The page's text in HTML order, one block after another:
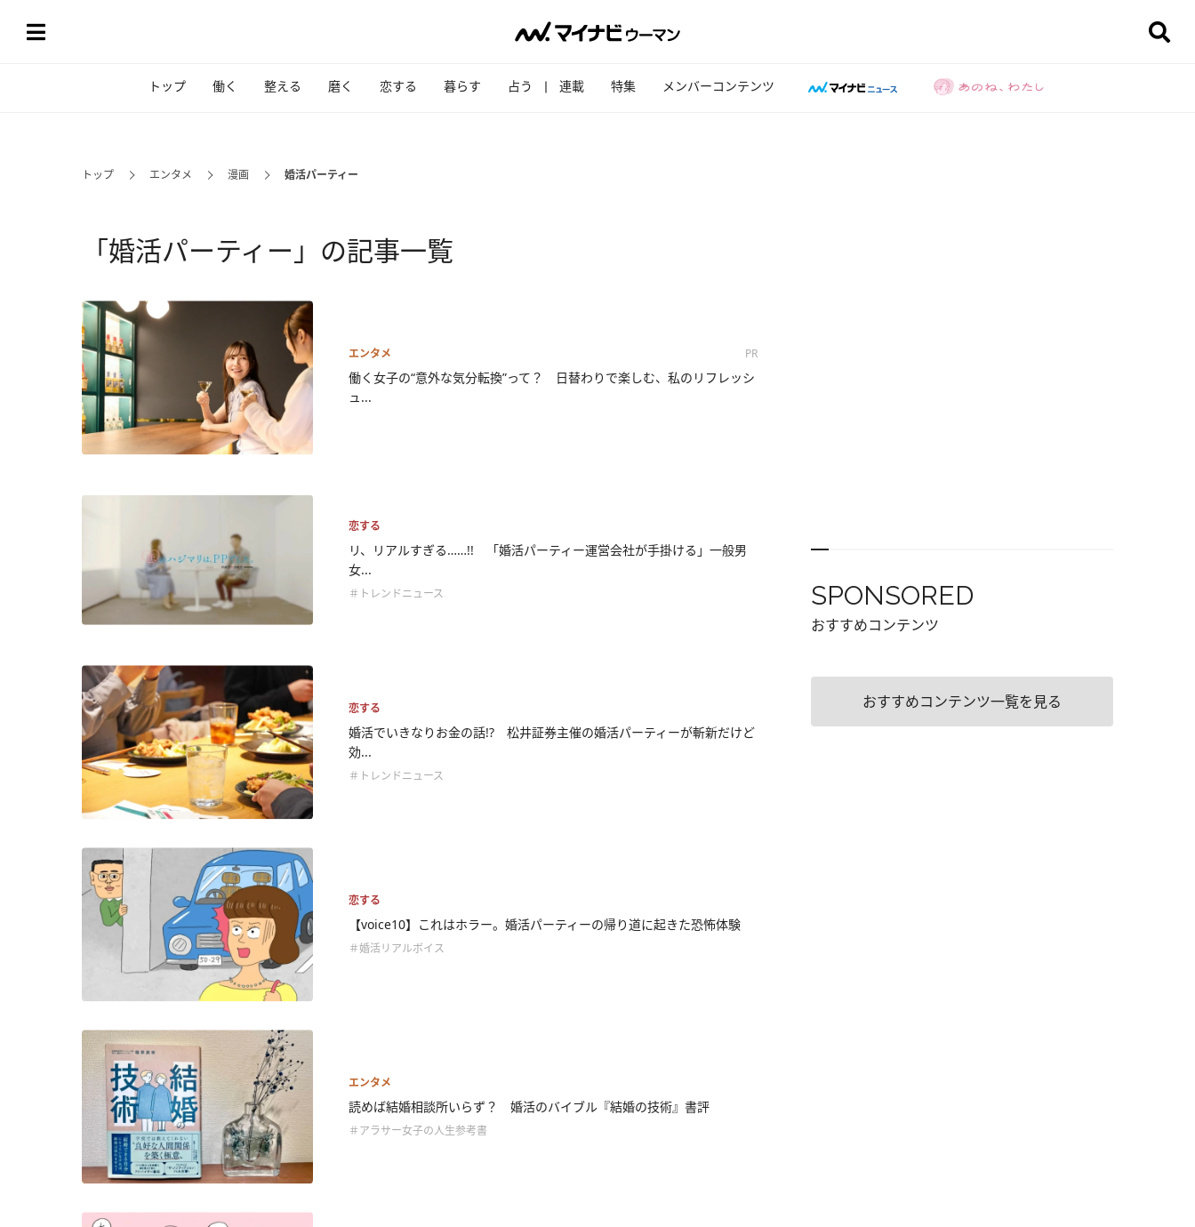
トップ 働く 整える 磨く 恋する 暮らす 占う 連載 特集 メンバーコンテンツ
トップ エンタメ 漫画 婚活パーティー
「婚活パーティー」の記事一覧
エンタメ PR
働く女子の“意外な気分転換”って？ 日替わりで楽しむ、私のリフレッシ
ュ...
恋する
リ、リアルすぎる……!! 「婚活パーティー運営会社が手掛ける」一般男
女...
＃トレンドニュース
恋する
婚活でいきなりお金の話!? 松井証券主催の婚活パーティーが斬新だけど
効...
＃トレンドニュース
恋する
【voice10】これはホラー。婚活パーティーの帰り道に起きた恐怖体験
＃婚活リアルボイス
エンタメ
読めば結婚相談所いらず？ 婚活のバイブル『結婚の技術』書評
＃アラサー女子の人生参考書
SPONSORED
おすすめコンテンツ
おすすめコンテンツ一覧を見る